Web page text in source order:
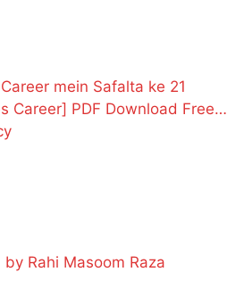
Career] PDF Download Free
by Rahi Masoom Raza